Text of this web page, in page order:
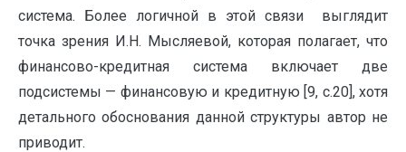
система. Более логичной в этой связи выглядит
точка зрения И.Н. Мысляевой, которая полагает, что
финансово-кредитная система включает две
подсистемы — финансовую и кредитную [9, с.20], хотя
детального обоснования данной структуры автор не
приводит.